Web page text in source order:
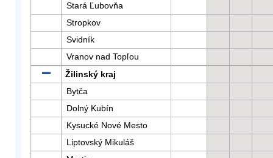
Stará Ľubovňa
Stropkov
Svidník
Vranov nad Topľou
Žilinský kraj
Bytča
Dolný Kubín
Kysucké Nové Mesto
Liptovský Mikuláš